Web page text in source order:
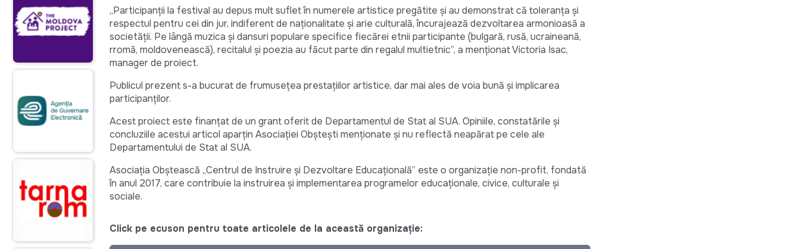
„Participanții la festival au depus mult suflet în numerele artistice pregătite și au demonstrat că toleranţa şi
respectul pentru cei din jur, indiferent de naţionalitate şi arie culturală, încurajează dezvoltarea armonioasă a
societății. Pe lângă muzica și dansuri populare specifice fiecărei etnii participante (bulgară, rusă, ucraineană,
rromă, moldovenească), recitalul și poezia au făcut parte din regalul multietnic”, a menționat Victoria Isac,
manager de proiect.
Publicul prezent s-a bucurat de frumusețea prestațiilor artistice, dar mai ales de voia bună și implicarea
participanților.
Acest proiect este finanțat de un grant oferit de Departamentul de Stat al SUA. Opiniile, constatările și
concluziile acestui articol aparțin Asociației Obștești menționate și nu reflectă neapărat pe cele ale
Departamentului de Stat al SUA.
Asociația Obștească „Centrul de Instruire și Dezvoltare Educațională” este o organizație non-profit, fondată
în anul 2017, care contribuie la instruirea și implementarea programelor educaționale, civice, culturale și
sociale.
Click pe ecuson pentru toate articolele de la această organizație: